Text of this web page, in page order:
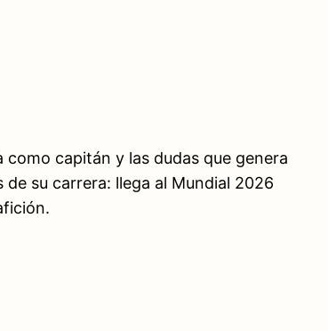
capitán y las dudas que genera
su carrera: llega al Mundial 2026